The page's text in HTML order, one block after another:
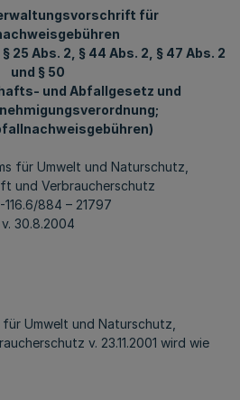
für
25 Abs. 2, § 44 Abs. 2, § 47 Abs. 2
und § 50
und Abfallgesetz und
für Umwelt und Naturschutz,
und Verbraucherschutz
884 – 21797
v. 30.8.2004
für Umwelt und Naturschutz,
v. 23.11.2001 wird wie